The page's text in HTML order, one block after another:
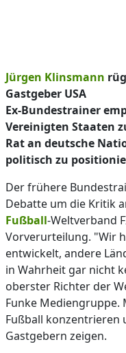
Jürgen Klinsmann
Gastgeber USA
Ex-Bundestrainer
Vereinigten Staaten
Rat an deutsche
politisch zu
Der frühere
Debatte um die Kritik
Fußball-Weltverband
Vorverurteilung. "Wir
entwickelt, andere
in Wahrheit gar nicht
oberster Richter der
Funke Mediengruppe.
Fußball konzentrieren
Gastgebern zeigen.